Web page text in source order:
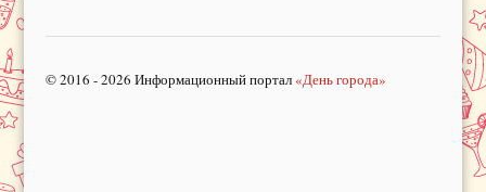
© 2016 - 2026 Информационный портал «День города»